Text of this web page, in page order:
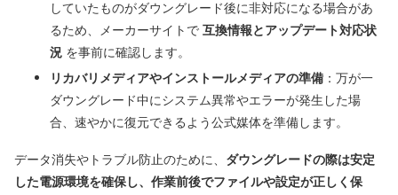
していたものがダウングレード後に非対応になる場合があ
るため、メーカーサイトで 互換情報とアップデート対応状
況 を事前に確認します。
リカバリメディアやインストールメディアの準備 ：万が一
ダウングレード中にシステム異常やエラーが発生した場
合、速やかに復元できるよう公式媒体を準備します。
データ消失やトラブル防止のために、 ダウングレードの際は安定
した電源環境を確保し、作業前後でファイルや設定が正しく保